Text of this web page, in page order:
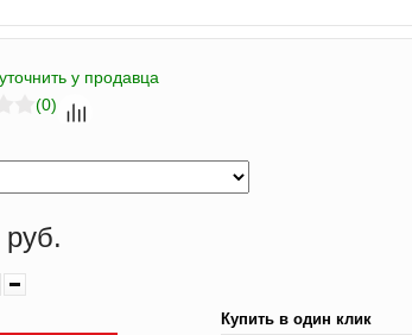
у продавца
(0)
Купить в один клик